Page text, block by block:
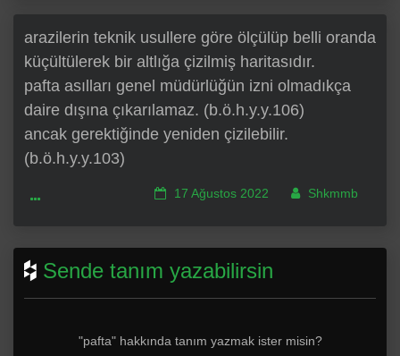
arazilerin teknik usullere göre ölçülüp belli oranda
küçültülerek bir altlığa çizilmiş haritasıdır.
pafta asılları genel müdürlüğün izni olmadıkça
daire dışına çıkarılamaz. (b.ö.h.y.y.106)
ancak gerektiğinde yeniden çizilebilir.
(b.ö.h.y.y.103)
17 Ağustos 2022 Shkmmb
Sende tanım yazabilirsin
"pafta" hakkında tanım yazmak ister misin?